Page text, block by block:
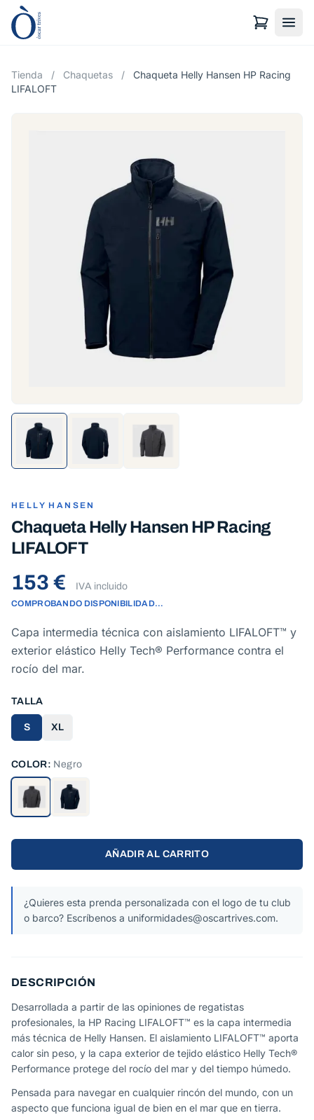
Tienda / Chaquetas /
Chaqueta Helly Hansen HP Racing
LIFALOFT
HELLY HANSEN
Chaqueta Helly Hansen HP Racing
LIFALOFT
153 € IVA incluido
COMPROBANDO DISPONIBILIDAD…
Capa intermedia técnica con aislamiento LIFALOFT™ y
exterior elástico Helly Tech® Performance contra el
rocío del mar.
TALLA
S XL
COLOR: Negro
AÑADIR AL CARRITO
¿Quieres esta prenda personalizada con el logo de tu club
o barco? Escríbenos a uniformidades@oscartrives.com.
DESCRIPCIÓN
Desarrollada a partir de las opiniones de regatistas
profesionales, la HP Racing LIFALOFT™ es la capa intermedia
más técnica de Helly Hansen. El aislamiento LIFALOFT™ aporta
calor sin peso, y la capa exterior de tejido elástico Helly Tech®
Performance protege del rocío del mar y del tiempo húmedo.
Pensada para navegar en cualquier rincón del mundo, con un
aspecto que funciona igual de bien en el mar que en tierra.